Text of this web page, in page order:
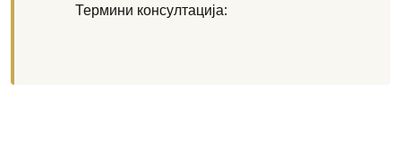
Термини консултација: